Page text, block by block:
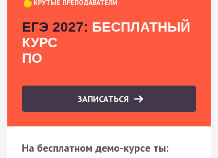
КРУТЫЕ ПРЕПОДАВАТЕЛИ
ЕГЭ 2027: БЕСПЛАТНЫЙ
КУРС
ПО
ЗАПИСАТЬСЯ
На бесплатном демо-курсе ты: